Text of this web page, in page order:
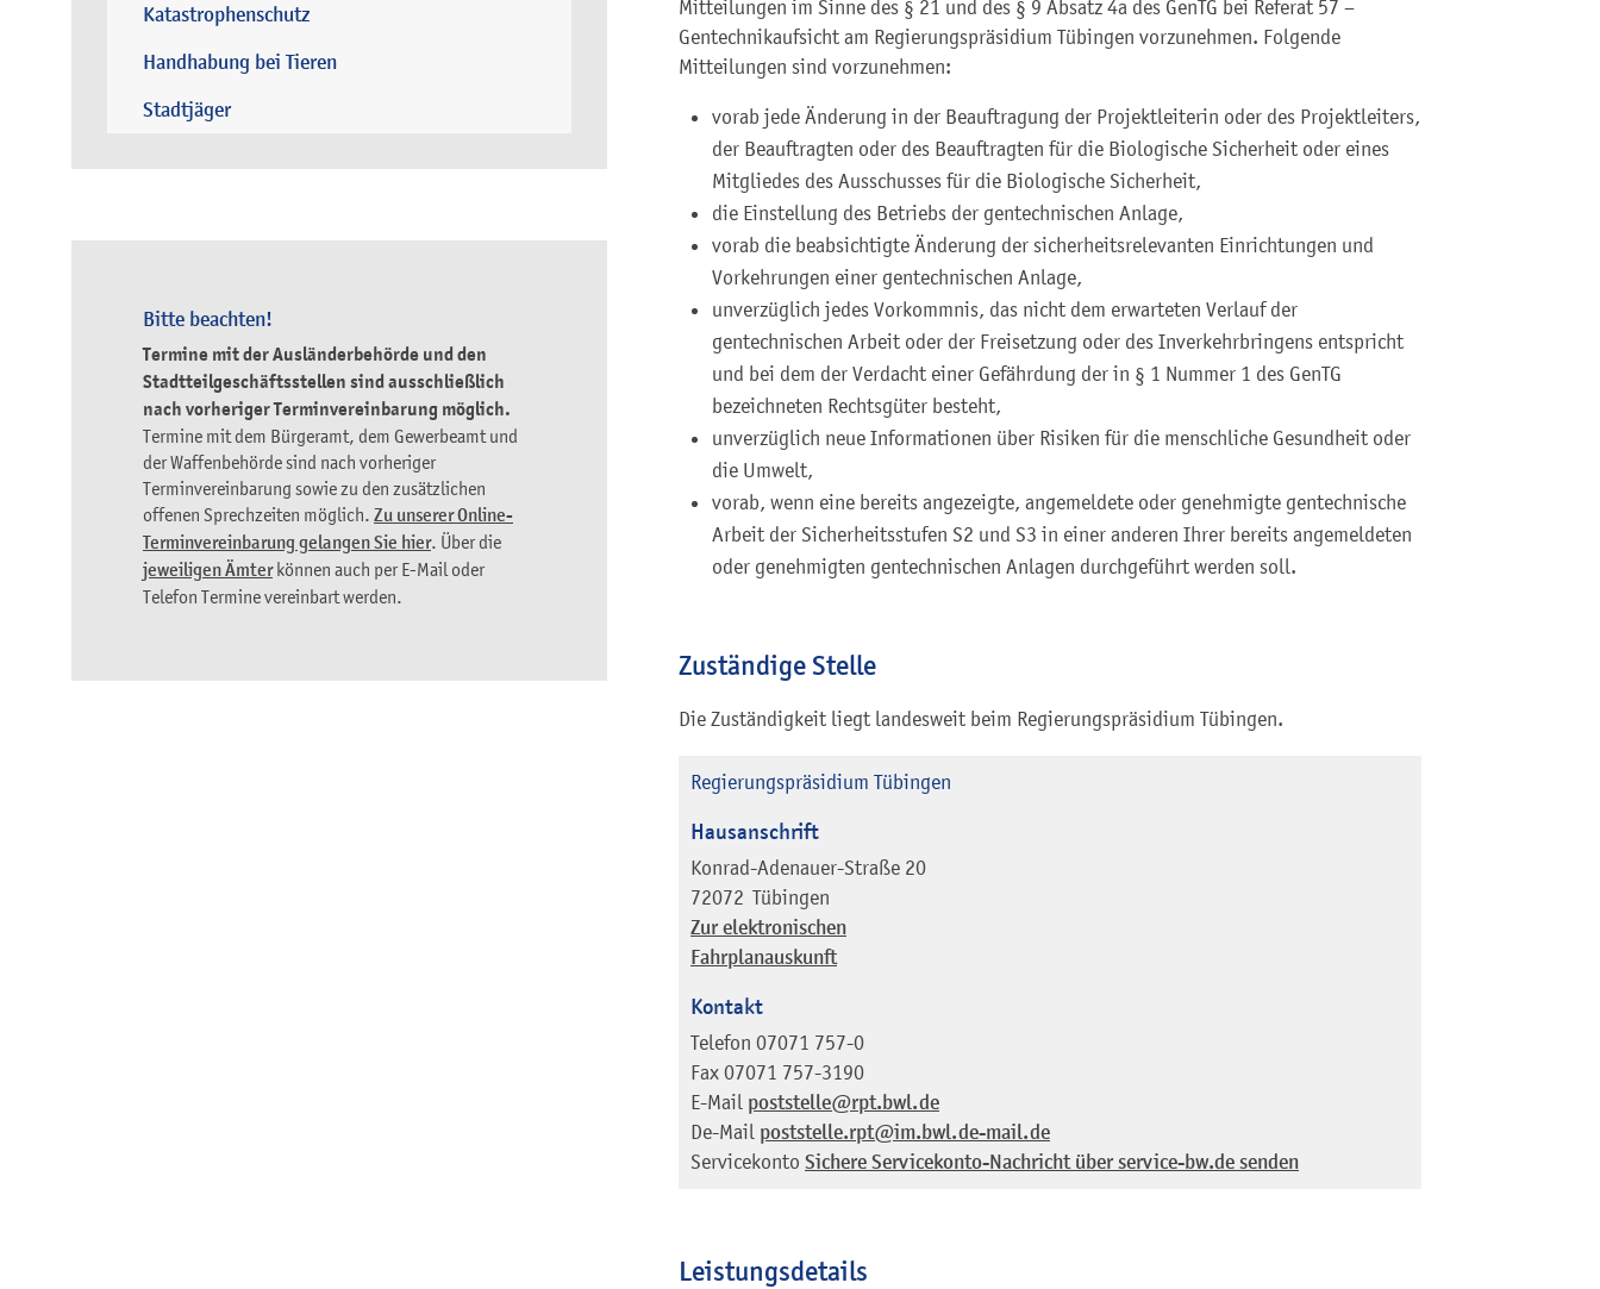
Katastrophenschutz
Handhabung bei Tieren
Stadtjäger
Bitte beachten!
Termine mit der Ausländerbehörde und den
Stadtteilgeschäftsstellen sind ausschließlich
nach vorheriger Terminvereinbarung möglich.
Termine mit dem Bürgeramt, dem Gewerbeamt und
der Waffenbehörde sind nach vorheriger
Terminvereinbarung sowie zu den zusätzlichen
offenen Sprechzeiten möglich. Zu unserer Online-
Terminvereinbarung gelangen Sie hier. Über die
jeweiligen Ämterkönnen auch per E-Mail oder
Telefon Termine vereinbart werden.
Mitteilungen im Sinne des § 21 und des § 9 Absatz 4a des GenTG bei Referat 57 –
Gentechnikaufsicht am Regierungspräsidium Tübingen vorzunehmen. Folgende
Mitteilungen sind vorzunehmen:
vorab jede Änderung in der Beauftragung der Projektleiterin oder des Projektleiters,
der Beauftragten oder des Beauftragten für die Biologische Sicherheit oder eines
Mitgliedes des Ausschusses für die Biologische Sicherheit,
die Einstellung des Betriebs der gentechnischen Anlage,
vorab die beabsichtigte Änderung der sicherheitsrelevanten Einrichtungen und
Vorkehrungen einer gentechnischen Anlage,
unverzüglich jedes Vorkommnis, das nicht dem erwarteten Verlauf der
gentechnischen Arbeit oder der Freisetzung oder des Inverkehrbringens entspricht
und bei dem der Verdacht einer Gefährdung der in § 1 Nummer 1 des GenTG
bezeichneten Rechtsgüter besteht,
unverzüglich neue Informationen über Risiken für die menschliche Gesundheit oder
die Umwelt,
vorab, wenn eine bereits angezeigte, angemeldete oder genehmigte gentechnische
Arbeit der Sicherheitsstufen S2 und S3 in einer anderen Ihrer bereits angemeldeten
oder genehmigten gentechnischen Anlagen durchgeführt werden soll.
Zuständige Stelle
Die Zuständigkeit liegt landesweit beim Regierungspräsidium Tübingen.
Regierungspräsidium Tübingen
Hausanschrift
Konrad-Adenauer-Straße 20
72072 Tübingen
Zur elektronischen
Fahrplanauskunft
Kontakt
Telefon 07071 757-0
Fax 07071 757-3190
E-Mail poststelle@rpt.bwl.de
De-Mail poststelle.rpt@im.bwl.de-mail.de
Servicekonto Sichere Servicekonto-Nachricht über service-bw.de senden
Leistungsdetails